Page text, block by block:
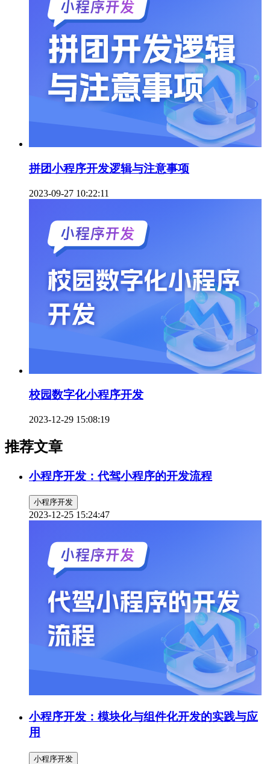
拼团小程序开发逻辑与注意事项
2023-09-27 10:22:11
校园数字化小程序开发
2023-12-29 15:08:19
推荐文章
小程序开发：代驾小程序的开发流程
小程序开发
2023-12-25 15:24:47
小程序开发：模块化与组件化开发的实践与应
用
小程序开发